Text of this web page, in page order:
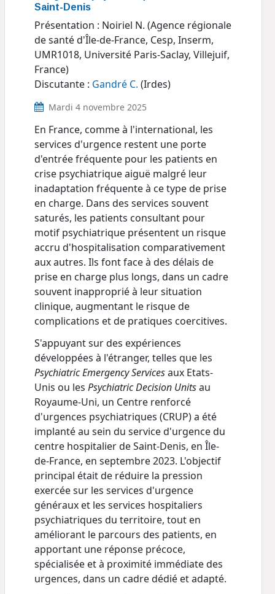
Saint-Denis
Présentation : Noiriel N. (Agence régionale
de santé d'Île-de-France, Cesp, Inserm,
UMR1018, Université Paris-Saclay, Villejuif,
France)
Discutante : Gandré C. (Irdes)
Mardi 4 novembre 2025
En France, comme à l'international, les
services d'urgence restent une porte
d'entrée fréquente pour les patients en
crise psychiatrique aiguë malgré leur
inadaptation fréquente à ce type de prise
en charge. Dans des services souvent
saturés, les patients consultant pour
motif psychiatrique présentent un risque
accru d'hospitalisation comparativement
aux autres. Ils font face à des délais de
prise en charge plus longs, dans un cadre
souvent inapproprié à leur situation
clinique, augmentant le risque de
complications et de pratiques coercitives.
S'appuyant sur des expériences
développées à l'étranger, telles que les
Psychiatric Emergency Servicesaux Etats-
Unis ou les Psychiatric Decision Unitsau
Royaume-Uni, un Centre renforcé
d'urgences psychiatriques (CRUP) a été
implanté au sein du service d'urgence du
centre hospitalier de Saint-Denis, en Île-
de-France, en septembre 2023. L'objectif
principal était de réduire la pression
exercée sur les services d'urgence
généraux et les services hospitaliers
psychiatriques du territoire, tout en
améliorant le parcours des patients, en
apportant une réponse précoce,
spécialisée et à proximité immédiate des
urgences, dans un cadre dédié et adapté.